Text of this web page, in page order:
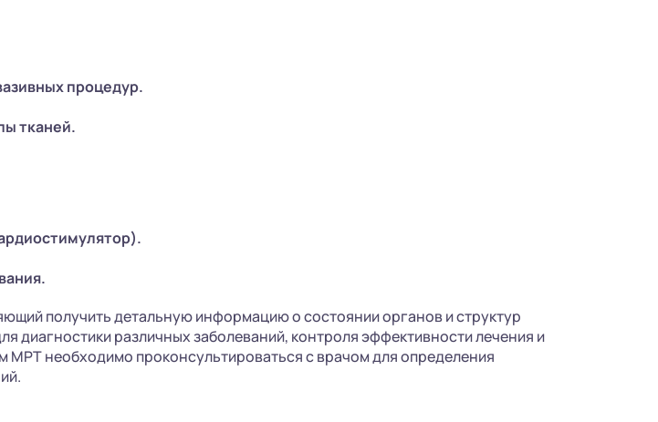
процедур.
тканей.
получить детальную информацию о состоянии органов и структур
различных заболеваний, контроля эффективности лечения и
необходимо проконсультироваться с врачом для определения